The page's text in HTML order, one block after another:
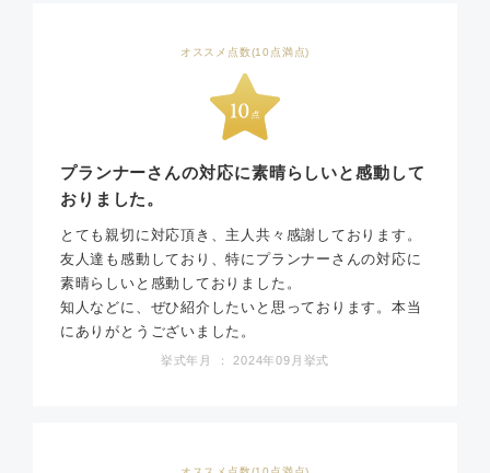
オススメ点数(10点満点)
プランナーさんの対応に素晴らしいと感動して
おりました。
とても親切に対応頂き、主人共々感謝しております。
友人達も感動しており、特にプランナーさんの対応に
素晴らしいと感動しておりました。
知人などに、ぜひ紹介したいと思っております。本当
にありがとうございました。
挙式年月 ： 2024年09月挙式